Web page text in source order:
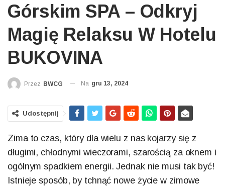
Górskim SPA – Odkryj
Magię Relaksu W Hotelu
BUKOVINA
Przez BWCG Na gru 13, 2024
Udostępnij
Zima to czas, który dla wielu z nas kojarzy się z
długimi, chłodnymi wieczorami, szarością za oknem i
ogólnym spadkiem energii. Jednak nie musi tak być!
Istnieje sposób, by tchnąć nowe życie w zimowe